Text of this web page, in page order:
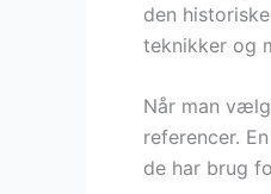
den
teknikker og
Når man
referencer.
de har brug